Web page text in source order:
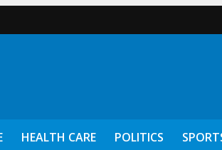
HEALTH CARE POLITICS